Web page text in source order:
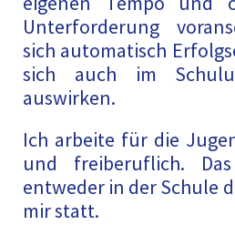
Unterforderung
sich automatisch
sich auch im
auswirken.
Ich arbeite für die
und freiberuflich.
entweder in der Schule
mir statt.